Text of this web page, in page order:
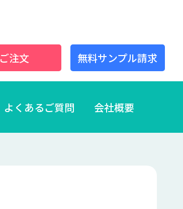
ご注文 無料サンプル請求
よくあるご質問 会社概要